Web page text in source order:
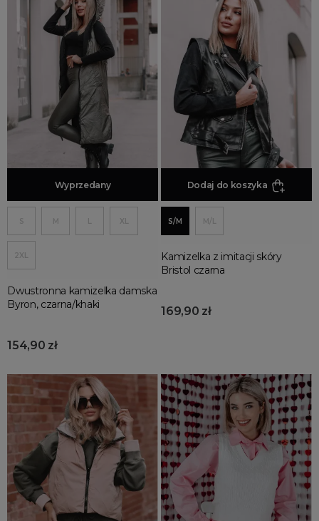
Dodaj do koszyka
Wyprzedany
S M L XL
2XL
Dwustronna kamizelka damska
Byron, czarna/khaki
154,90 zł
Dodaj do koszyka
S/M M/L
Kamizelka z imitacji skóry
Bristol czarna
169,90 zł